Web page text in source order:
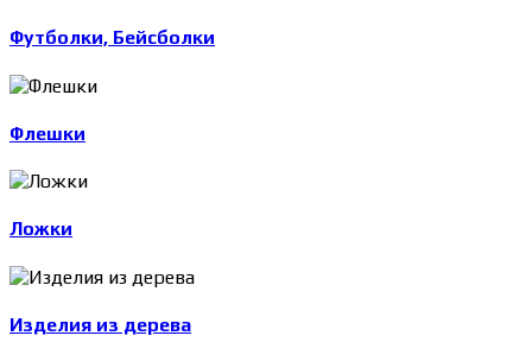
Футболки, Бейсболки
Флешки
Ложки
Изделия из дерева